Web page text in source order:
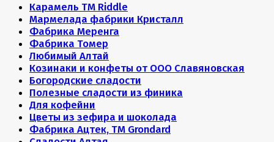
Карамель ТМ Riddle
Мармелада фабрики Кристалл
Фабрика Меренга
Фабрика Томер
Любимый Алтай
Козинаки и конфеты от ООО Славяновская
Богородские сладости
Полезные сладости из финика
Для кофейни
Цветы из зефира и шоколада
Фабрика Ацтек, ТМ Grondard